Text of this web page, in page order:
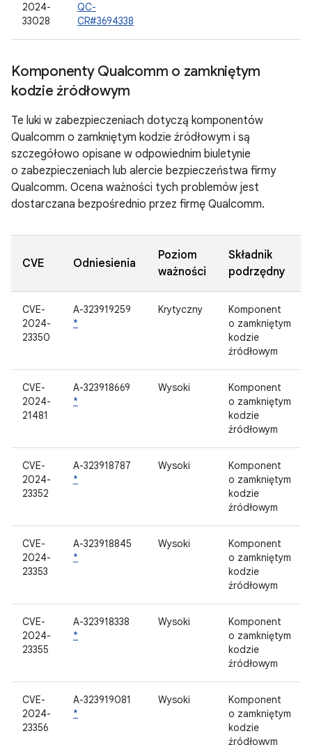
2024-
33028
QC-
CR#3694338
Komponenty Qualcomm o zamkniętym
kodzie źródłowym
Te luki w zabezpieczeniach dotyczą komponentów
Qualcomm o zamkniętym kodzie źródłowym i są
szczegółowo opisane w odpowiednim biuletynie
o zabezpieczeniach lub alercie bezpieczeństwa firmy
Qualcomm. Ocena ważności tych problemów jest
dostarczana bezpośrednio przez firmę Qualcomm.
CVE Odniesienia
Poziom
ważności
Składnik
podrzędny
CVE-
2024-
23350
A-323919259
*
Krytyczny
Komponent
o zamkniętym
kodzie
źródłowym
CVE-
2024-
21481
A-323918669
*
Wysoki
Komponent
o zamkniętym
kodzie
źródłowym
CVE-
2024-
23352
A-323918787
*
Wysoki
Komponent
o zamkniętym
kodzie
źródłowym
CVE-
2024-
23353
A-323918845
*
Wysoki
Komponent
o zamkniętym
kodzie
źródłowym
CVE-
2024-
23355
A-323918338
*
Wysoki
Komponent
o zamkniętym
kodzie
źródłowym
CVE-
2024-
23356
A-323919081
*
Wysoki
Komponent
o zamkniętym
kodzie
źródłowym